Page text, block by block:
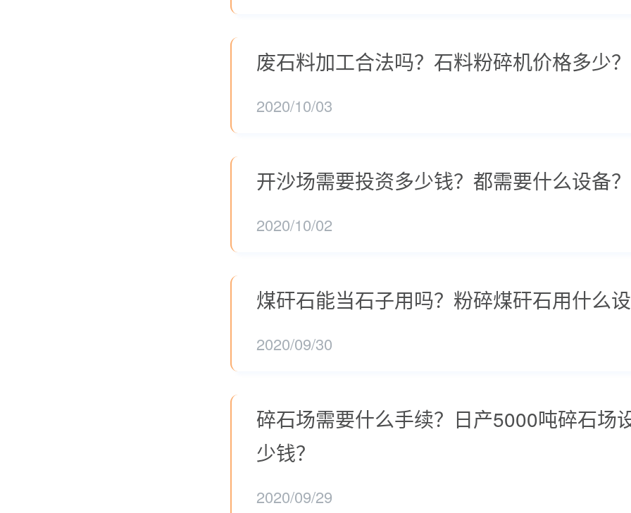
废石料加工合法吗？石料粉碎机价格多少？
2020/10/03
开沙场需要投资多少钱？都需要什么设备？
2020/10/02
煤矸石能当石子用吗？粉碎煤矸石用什么设
2020/09/30
碎石场需要什么手续？日产5000吨碎石场
少钱？
2020/09/29